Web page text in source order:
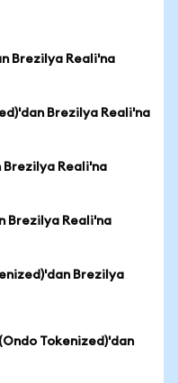
Brezilya Reali'na
Brezilya Reali'na
Brezilya Reali'na
Brezilya Reali'na
Brezilya
Tokenized)'dan